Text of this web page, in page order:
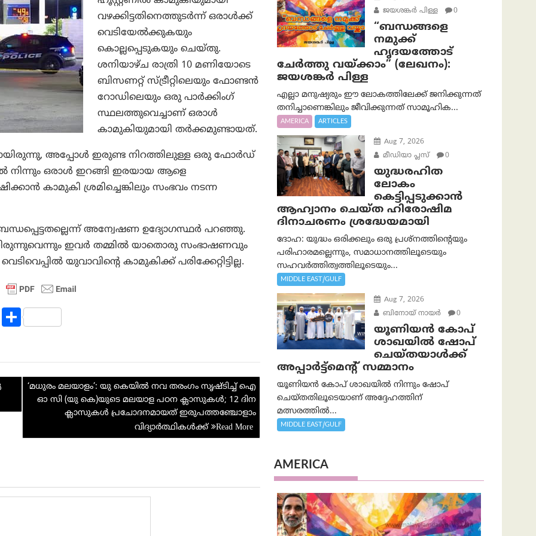
വഴക്കിട്ടതിനെത്തുടർന്ന് ഒരാൾക്ക്
വെടിയേൽക്കുകയും
കൊല്ലപ്പെടുകയും ചെയ്തു.
ശനിയാഴ്ച രാത്രി 10 മണിയോടെ
ബിസണറ്റ് സ്ട്രീറ്റിലെയും ഫോണ്ടൻ
റോഡിലെയും ഒരു പാർക്കിംഗ്
സ്ഥലത്തുവെച്ചാണ് ഒരാൾ
കാമുകിയുമായി തർക്കമുണ്ടായത്.
അപ്പോൾ ഇരുണ്ട നിറത്തിലുള്ള ഒരു ഫോർഡ്
ഒരാൾ ഇറങ്ങി ഇരയായ ആളെ
കാമുകി ശ്രമിച്ചെങ്കിലും സംഭവം നടന്ന
അന്വേഷണ ഉദ്യോഗസ്ഥർ പറഞ്ഞു.
ഇവർ തമ്മിൽ യാതൊരു സംഭാഷണവും
യുവാവിൻ്റെ കാമുകിക്ക് പരിക്കേറ്റിട്ടില്ല.
R S
ar
e‘മധുരം മലയാളം’: യു കെയിൽ നവ തരംഗം സൃഷ്ടിച്ച് ഐ
ഓ സി (യു കെ)യുടെ മലയാള പഠന ക്ലാസുകൾ; 12 ദിന
ക്ലാസുകൾ പ്രചോദനമായത് ഇരുപത്തഞ്ചോളാം
വിദ്യാർത്ഥികൾക്ക്
ജയശങ്കര്‍ പിള്ള
0
“ബന്ധങ്ങളെ
നമുക്ക്
ഹൃദയത്തോട്
ചേർത്തു വയ്ക്കാം” (ലേഖനം):
ജയശങ്കര്‍ പിള്ള
എല്ലാ മനുഷ്യരും ഈ ലോകത്തിലേക്ക് ജനിക്കുന്നത്
തനിച്ചാണെങ്കിലും ജീവിക്കുന്നത് സാമൂഹിക...
AMERICA ARTICLES
Aug 7, 2026
മീഡിയാ പ്ലസ്
0
യുദ്ധരഹിത
ലോകം
കെട്ടിപ്പടുക്കാന്‍
ആഹ്വാനം ചെയ്ത ഹിരോഷിമ
ദിനാചരണം ശ്രദ്ധേയമായി
ദോഹ: യുദ്ധം ഒരിക്കലും ഒരു പ്രശ്‌നത്തിന്റെയും
പരിഹാരമല്ലെന്നും, സമാധാനത്തിലൂടെയും
സഹവര്‍ത്തിത്വത്തിലൂടെയും...
MIDDLE EAST/GULF
Aug 7, 2026
ബിനോയ് നായര്‍
0
യൂണിയൻ കോപ്
ശാഖയിൽ ഷോപ്
ചെയ്തയാൾക്ക്
അപ്പാർട്ട്മെന്റ് സമ്മാനം
യൂണിയൻ കോപ് ശാഖയിൽ നിന്നും ഷോപ്
ചെയ്തതിലൂടെയാണ് അദ്ദേഹത്തിന്
മത്സരത്തിൽ...
MIDDLE EAST/GULF
AMERICA